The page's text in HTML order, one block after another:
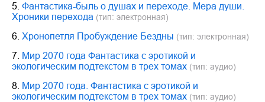
5. Фантастика-быль о душах и переходе. Мера души.
Хроники перехода (тип: электронная)
6. Хронопетля Пробуждение Бездны (тип: электронная)
7. Мир 2070 года Фантастика с эротикой и
экологическим подтекстом в трех томах (тип: аудио)
8. Мир 2070 года. Фантастика с эротикой и
экологическим подтекстом в трех томах (тип: аудио)